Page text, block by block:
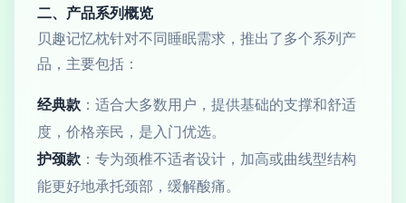
二、产品系列概览
贝趣记忆枕针对不同睡眠需求，推出了多个系列产
品，主要包括：
经典款 ：适合大多数用户，提供基础的支撑和舒适
度，价格亲民，是入门优选。
护颈款 ：专为颈椎不适者设计，加高或曲线型结构
能更好地承托颈部，缓解酸痛。